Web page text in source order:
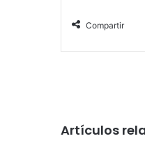
Compartir
Artículos